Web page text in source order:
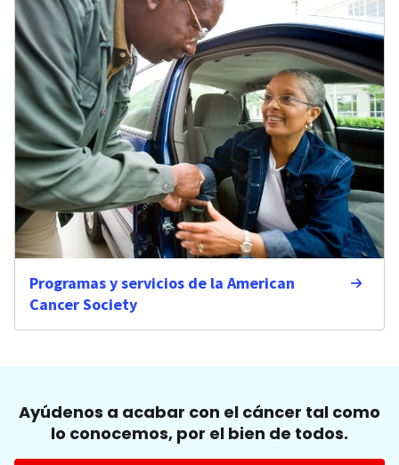
Programas y servicios de la American
Cancer Society
Ayúdenos a acabar con el cáncer tal como
lo conocemos, por el bien de todos.